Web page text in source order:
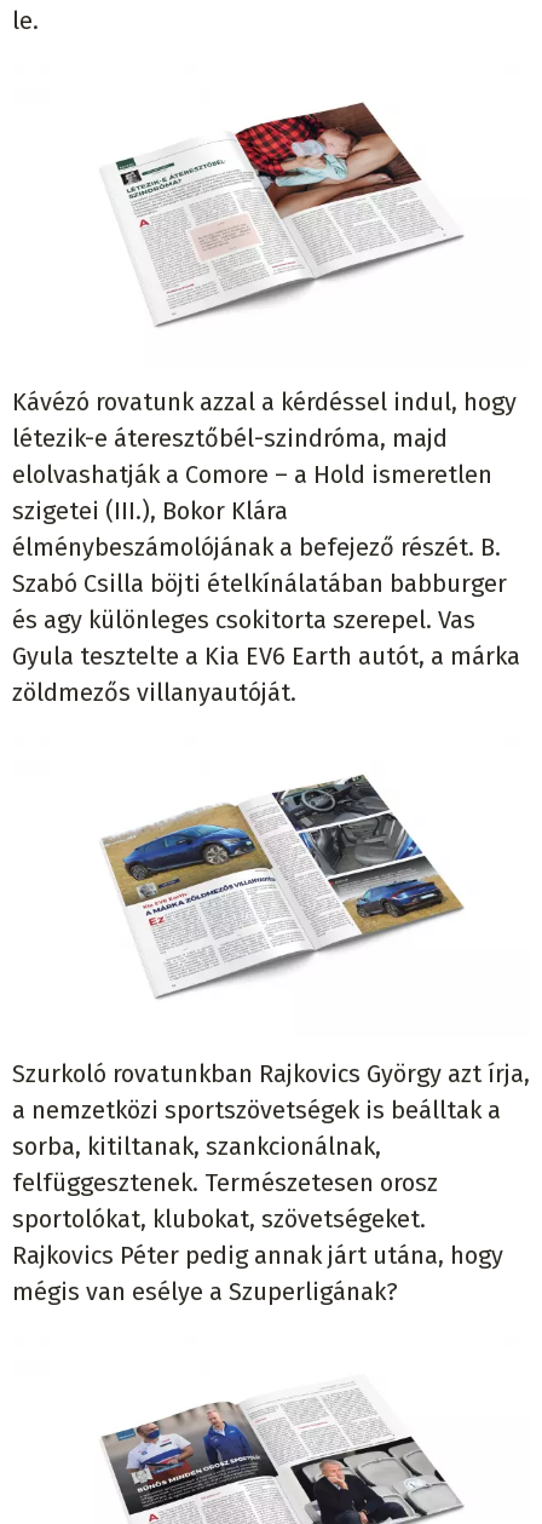
le.
Kávézó rovatunk azzal a kérdéssel indul, hogy
létezik-e áteresztőbél-szindróma, majd
elolvashatják a Comore – a Hold ismeretlen
szigetei (III.), Bokor Klára
élménybeszámolójának a befejező részét. B.
Szabó Csilla böjti ételkínálatában babburger
és agy különleges csokitorta szerepel. Vas
Gyula tesztelte a Kia EV6 Earth autót, a márka
zöldmezős villanyautóját.
Szurkoló rovatunkban Rajkovics György azt írja,
a nemzetközi sportszövetségek is beálltak a
sorba, kitiltanak, szankcionálnak,
felfüggesztenek. Természetesen orosz
sportolókat, klubokat, szövetségeket.
Rajkovics Péter pedig annak járt utána, hogy
mégis van esélye a Szuperligának?